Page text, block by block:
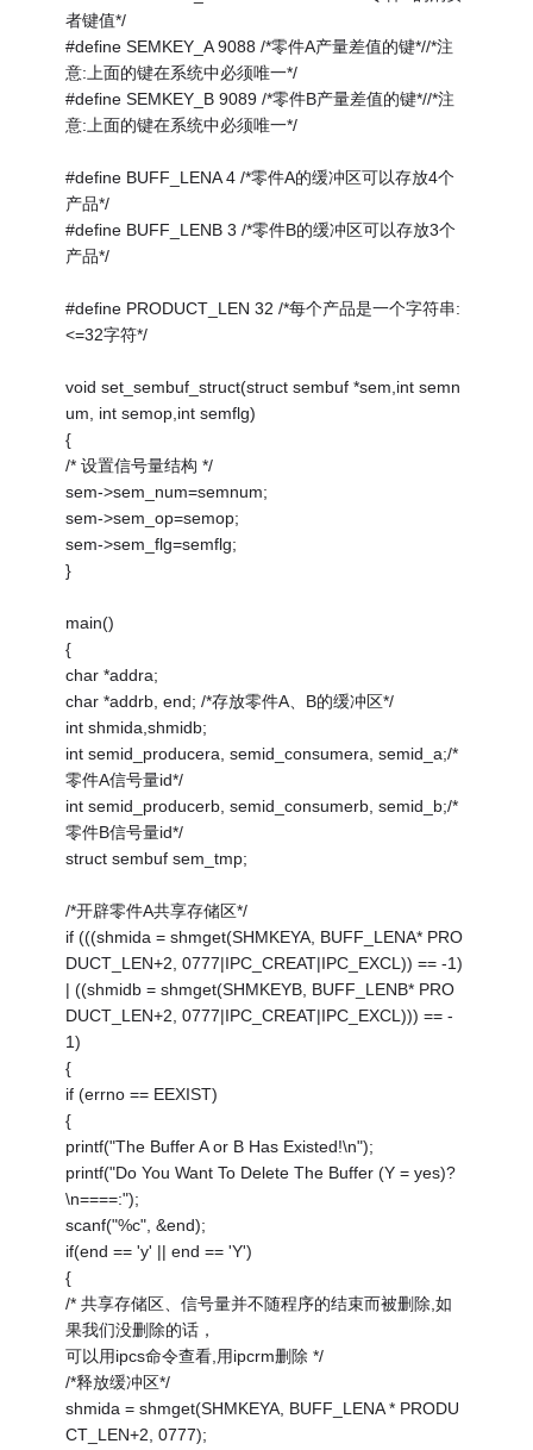
者键值*/
#define SEMKEY_A 9088 /*零件A产量差值的键*//*注
意:上面的键在系统中必须唯一*/
#define SEMKEY_B 9089 /*零件B产量差值的键*//*注
意:上面的键在系统中必须唯一*/
#define BUFF_LENA 4 /*零件A的缓冲区可以存放4个
产品*/
#define BUFF_LENB 3 /*零件B的缓冲区可以存放3个
产品*/
#define PRODUCT_LEN 32 /*每个产品是一个字符串:
<=32字符*/
void set_sembuf_struct(struct sembuf *sem,int semn
um, int semop,int semflg)
{
/* 设置信号量结构 */
sem->sem_num=semnum;
sem->sem_op=semop;
sem->sem_flg=semflg;
}
main()
{
char *addra;
char *addrb, end; /*存放零件A、B的缓冲区*/
int shmida,shmidb;
int semid_producera, semid_consumera, semid_a;/*
零件A信号量id*/
int semid_producerb, semid_consumerb, semid_b;/*
零件B信号量id*/
struct sembuf sem_tmp;
/*开辟零件A共享存储区*/
if (((shmida = shmget(SHMKEYA, BUFF_LENA* PRO
DUCT_LEN+2, 0777|IPC_CREAT|IPC_EXCL)) == -1)
| ((shmidb = shmget(SHMKEYB, BUFF_LENB* PRO
DUCT_LEN+2, 0777|IPC_CREAT|IPC_EXCL))) == -
1)
{
if (errno == EEXIST)
{
printf("The Buffer A or B Has Existed!\n");
printf("Do You Want To Delete The Buffer (Y = yes)?
\n====:");
scanf("%c", &end);
if(end == 'y' || end == 'Y')
{
/* 共享存储区、信号量并不随程序的结束而被删除,如
果我们没删除的话，
可以用ipcs命令查看,用ipcrm删除 */
/*释放缓冲区*/
shmida = shmget(SHMKEYA, BUFF_LENA * PRODU
CT_LEN+2, 0777);